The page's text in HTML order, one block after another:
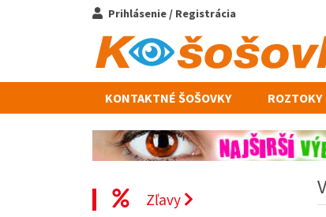
Prihlásenie / Registrácia
KONTAKTNÉ ŠOŠOVKY ROZTOKY
Zľavy